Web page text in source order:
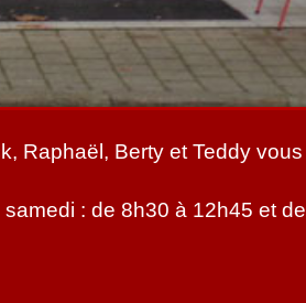
Raphaël, Berty et Teddy vous
: de 8h30 à 12h45 et de